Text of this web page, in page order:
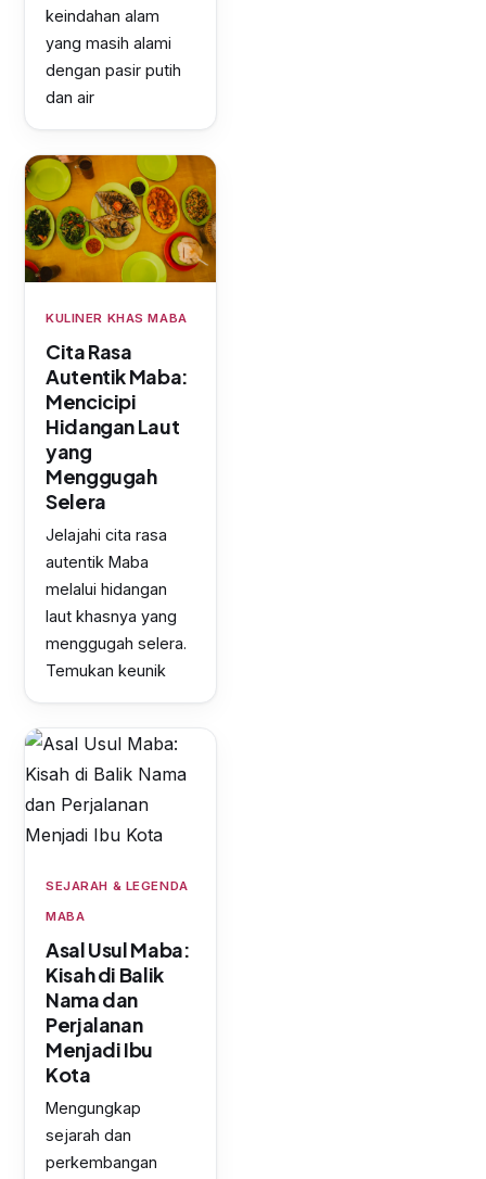
keindahan alam
yang masih alami
dengan pasir putih
dan air
KULINER KHAS MABA
Cita Rasa
Autentik Maba:
Mencicipi
Hidangan Laut
yang
Menggugah
Selera
Jelajahi cita rasa
autentik Maba
melalui hidangan
laut khasnya yang
menggugah selera.
Temukan keunik
SEJARAH & LEGENDA
MABA
Asal Usul Maba:
Kisah di Balik
Nama dan
Perjalanan
Menjadi Ibu
Kota
Mengungkap
sejarah dan
perkembangan